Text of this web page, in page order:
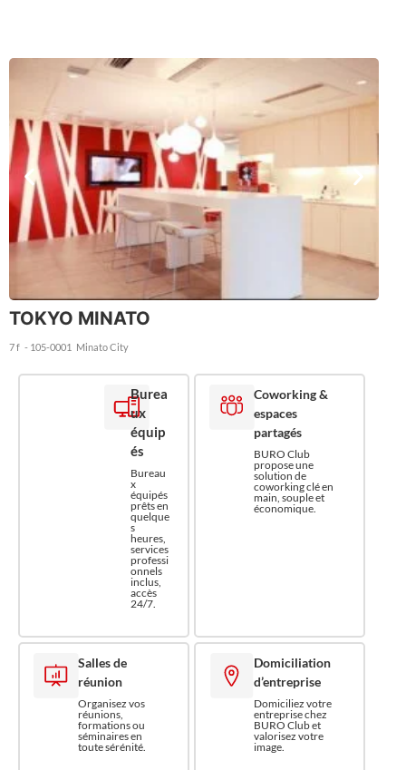
TOKYO MINATO
7 f - 105-0001 Minato City
Burea
ux
équip
és
Bureau
x
équipés
prêts en
quelque
s
heures,
services
professi
onnels
inclus,
accès
24/7.
Coworking &
espaces
partagés
BURO Club
propose une
solution de
coworking clé en
main, souple et
économique.
Salles de
réunion
Organisez vos
réunions,
formations ou
séminaires en
toute sérénité.
Domiciliation
d’entreprise
Domiciliez votre
entreprise chez
BURO Club et
valorisez votre
image.